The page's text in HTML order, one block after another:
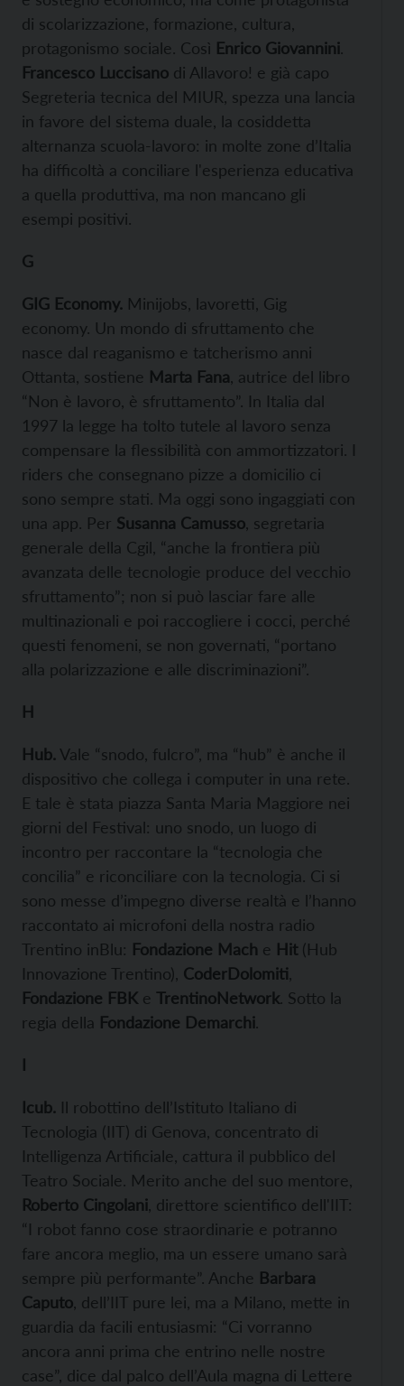
di scolarizzazione, formazione, cultura,
protagonismo sociale. Così Enrico Giovannini.
Francesco Luccisano di Allavoro! e già capo
Segreteria tecnica del MIUR, spezza una lancia
in favore del sistema duale, la cosiddetta
alternanza scuola-lavoro: in molte zone d’Italia
ha difficoltà a conciliare l'esperienza educativa
a quella produttiva, ma non mancano gli
esempi positivi.
G
GIG Economy. Minijobs, lavoretti, Gig
economy. Un mondo di sfruttamento che
nasce dal reaganismo e tatcherismo anni
Ottanta, sostiene Marta Fana , autrice del libro
“Non è lavoro, è sfruttamento”. In Italia dal
1997 la legge ha tolto tutele al lavoro senza
compensare la flessibilità con ammortizzatori. I
riders che consegnano pizze a domicilio ci
sono sempre stati. Ma oggi sono ingaggiati con
una app. Per Susanna Camusso , segretaria
generale della Cgil, “anche la frontiera più
avanzata delle tecnologie produce del vecchio
sfruttamento”; non si può lasciar fare alle
multinazionali e poi raccogliere i cocci, perché
questi fenomeni, se non governati, “portano
alla polarizzazione e alle discriminazioni”.
H
Hub. Vale “snodo, fulcro”, ma “hub” è anche il
dispositivo che collega i computer in una rete.
E tale è stata piazza Santa Maria Maggiore nei
giorni del Festival: uno snodo, un luogo di
incontro per raccontare la “tecnologia che
concilia” e riconciliare con la tecnologia. Ci si
sono messe d’impegno diverse realtà e l’hanno
raccontato ai microfoni della nostra radio
Trentino inBlu: Fondazione Mach e Hit(Hub
Innovazione Trentino), CoderDolomiti
Fondazione FBK e TrentinoNetwork. Sotto la
regia della Fondazione Demarchi.
I
Icub. Il robottino dell’Istituto Italiano di
Tecnologia (IIT) di Genova, concentrato di
Intelligenza Artificiale, cattura il pubblico del
Teatro Sociale. Merito anche del suo mentore,
Roberto Cingolani , direttore scientifico dell'IIT:
“I robot fanno cose straordinarie e potranno
fare ancora meglio, ma un essere umano sarà
sempre più performante”. Anche Barbara
Caputo , dell’IIT pure lei, ma a Milano, mette in
guardia da facili entusiasmi: “Ci vorranno
ancora anni prima che entrino nelle nostre
case”, dice dal palco dell’Aula magna di Lettere